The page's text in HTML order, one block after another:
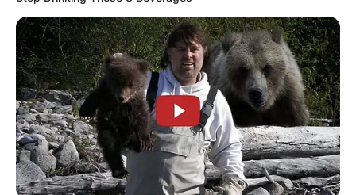
Europe 1 : 6 – 2 – 3 – 13 – 12 – 7 – 5 – 4
L’Echo du Centre : 3 – 13 – 6 – 2 – 7 – 12 – 4 – 5
L’Eveil : 6 – 12 – 3 – 7 – 13 – 5 – 11 – 2
L’indépendant : 12 – 6 – 3 – 13 – 2 – 5 – 4 – 7
L’Yonne Républicaine : 3 – 6 – 13 – 4 – 12 – 2 – 5 – 7
La Marseillaise : 12 – 3 – 6 – 13 – 2 – 5 – 11 – 4
La Montagne : 5 – 6 – 11 – 3 – 12 – 13 – 7 – 2
La Provence : 12 – 3 – 13 – 2 – 6 – 7 – 4 – 5
La République du Centre : 3 – 6 – 4 – 5 – 12 – 2 – 13 – 11
La Voix du Nord : 3 – 12 – 13 – 5 – 6 – 2 – 7 – 4